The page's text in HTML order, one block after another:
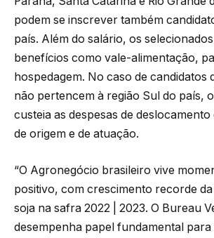
podem se inscrever também
país. Além do salário, os
benefícios como vale-alimentação,
hospedagem. No caso de candidatos
não pertencem à região Sul do país,
custeia as despesas de deslocamento
de origem e de atuação.
“O Agronegócio brasileiro vive
positivo, com crescimento recorde
soja na safra 2022 | 2023. O Bureau
desempenha papel fundamental para